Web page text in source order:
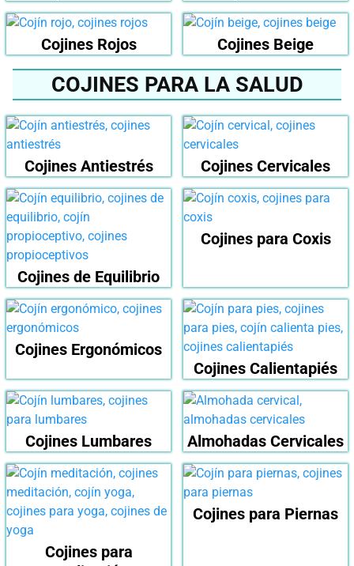
Cojines Rojos Cojines Beige
COJINES PARA LA SALUD
Cojines Antiestrés Cojines Cervicales
Cojines de Equilibrio
Cojines para Coxis
Cojines Ergonómicos
Cojines Calientapiés
Cojines Lumbares Almohadas Cervicales
Cojines para
Cojines para Piernas